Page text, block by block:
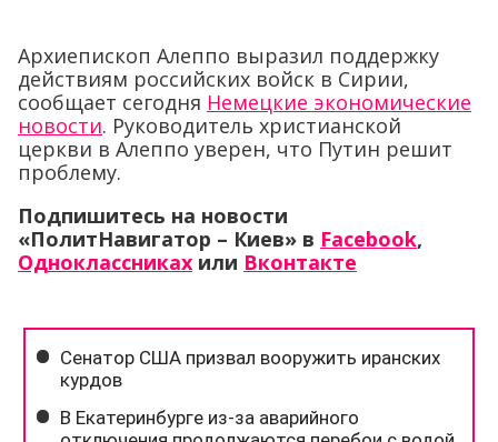
Архиепископ Алеппо выразил поддержку
действиям российских войск в Сирии,
сообщает сегодня Немецкие экономические
новости. Руководитель христианской
церкви в Алеппо уверен, что Путин решит
проблему.
Подпишитесь на новости
«ПолитНавигатор – Киев» в Facebook,
Одноклассниках или Вконтакте